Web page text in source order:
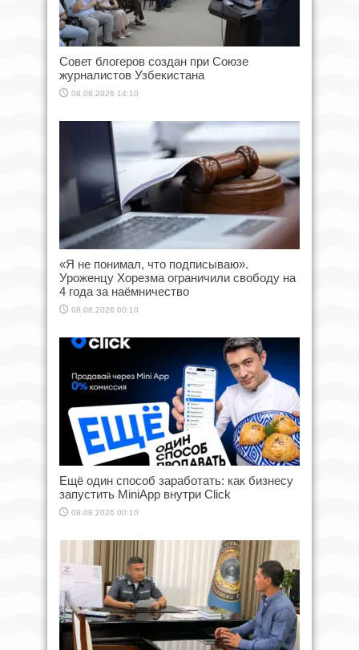
Совет блогеров создан при Союзе
журналистов Узбекистана
08.08.2026 14:10
«Я не понимал, что подписываю».
Уроженцу Хорезма ограничили свободу на
4 года за наёмничество
08.08.2026 00:10
Ещё один способ заработать: как бизнесу
запустить MiniApp внутри Click
08.08.2026 00:10